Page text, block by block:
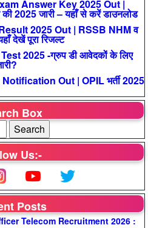
Answer Key 2025 Out |
की 2025 जारी – यहाँ से करें डाउनलोड
2025 Out | RSSB NHM व
देखें पूरा रिजल्ट
2025 -ग्रुप डी आवेदकों के लिए
Out | OPIL भर्ती 2025
Box
Us:-
Posts
Telecom Recruitment 2026 :